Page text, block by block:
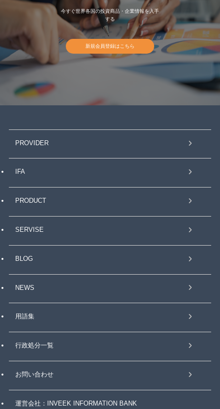
今すぐ世界各国の投資商品・企業情報を入手
する
新規会員登録はこちら
PROVIDER
IFA
PRODUCT
SERVISE
BLOG
NEWS
用語集
行政処分一覧
お問い合わせ
運営会社：INVEEK INFORMATION BANK